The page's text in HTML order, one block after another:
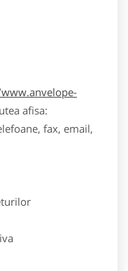
afisa:
fax, email,